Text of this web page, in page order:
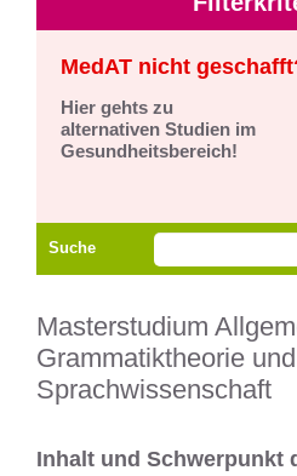
MedAT nicht
Hier gehts zu
alternativen Studien im
Gesundheitsbereich!
Suche
Masterstudium
Grammatiktheorie
Sprachwissenschaft
Inhalt und Schwerpunkt